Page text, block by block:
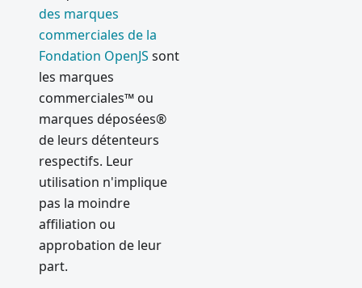
vulnérabi
lité de
Webview
Problèm
techniqu
es avec
web
Protocol
Handler
ility Fix
des marques
commerciales de la
Fondation OpenJS sont
les marques
commerciales™ ou
marques déposées®
de leurs détenteurs
respectifs. Leur
utilisation n'implique
pas la moindre
affiliation ou
approbation de leur
part.